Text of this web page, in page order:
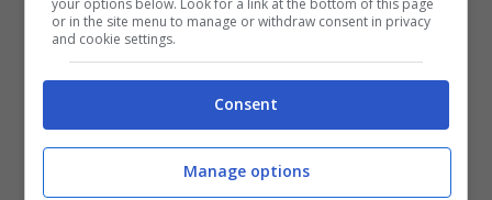
così il finale con il botto nella prima parte
della stagione TV prossima. Da qui la scelta di
puntare alla messa in onda di Forbidden Fruit,
la nuova soap turca che ha debuttato sulla
rete ammiraglia Mediaset dalle 14:10 alle 15:10
your options below. Look for a link at the bottom of this page
or in the site menu to manage or withdraw consent in privacy
and cookie settings.
Consent
Manage options